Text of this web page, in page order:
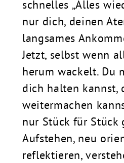
schnelles „Alles
nur dich, deinen
langsames
Jetzt, selbst wenn
herum wackelt. Du
dich halten kannst,
weitermachen
nur Stück für Stück
Aufstehen, neu
reflektieren,